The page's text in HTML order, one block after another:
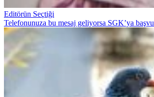
Editörün Seçtiği
Telefonunuza bu mesaj geliyorsa SGK’ya